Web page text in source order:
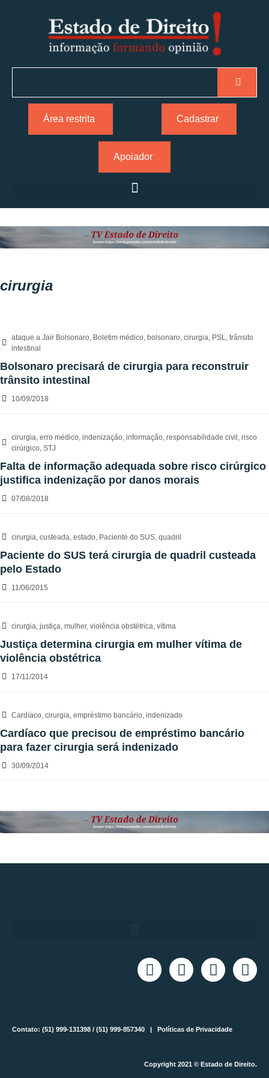
Área restrita Cadastrar
Apoiador
cirurgia
ataque a Jair Bolsonaro, Boletim médico, bolsonaro, cirurgia, PSL, trânsito
intestinal
Bolsonaro precisará de cirurgia para reconstruir
trânsito intestinal
10/09/2018
cirurgia, erro médico, indenização, informação, responsabilidade civil , risco
cirúrgico, STJ
Falta de informação adequada sobre risco cirúrgico
justifica indenização por danos morais
07/08/2018
cirurgia, custeada, estado, Paciente do SUS, quadril
Paciente do SUS terá cirurgia de quadril custeada
pelo Estado
11/06/2015
cirurgia, justiça, mulher, violência obstétrica, vítima
Justiça determina cirurgia em mulher vítima de
violência obstétrica
17/11/2014
Cardíaco, cirurgia, empréstimo bancário, indenizado
Cardíaco que precisou de empréstimo bancário
para fazer cirurgia será indenizado
30/09/2014
Contato: (51) 999-131398 / (51) 999-857340 | Políticas de Privacidade
Copyright 2021 © Estado de Direito.